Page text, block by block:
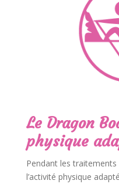
Le Dragon
physique
Pendant les
l’activité physique